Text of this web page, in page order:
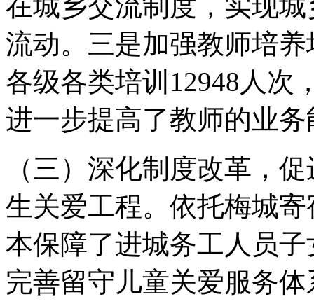
流动。三是加强教师培
各级各类培训12948人次
进一步提高了教师的业务
（三）深化制度改革，
生关爱工程。依托梅城
本保障了进城务工人员
完善留守儿童关爱服务